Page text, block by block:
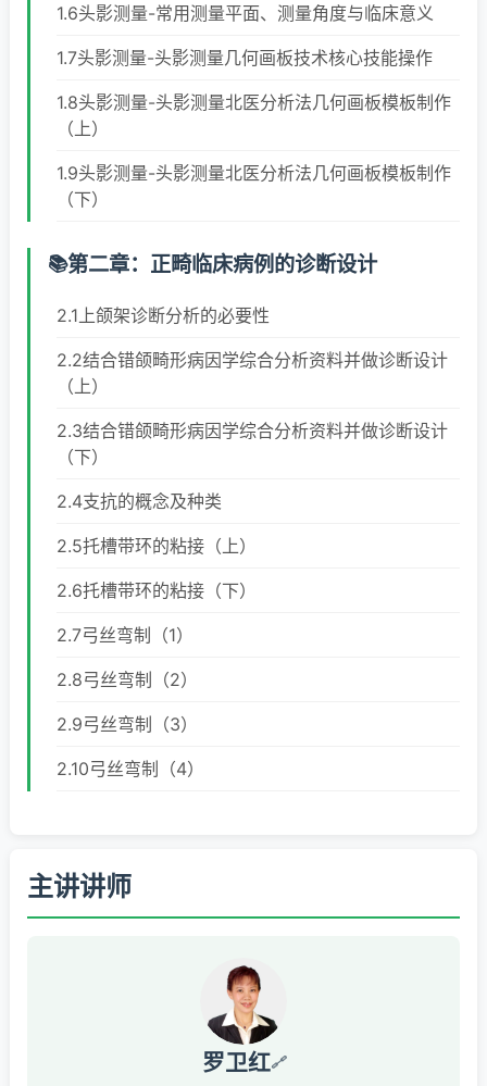
1.6头影测量-常用测量平面、测量角度与临床意义
1.7头影测量-头影测量几何画板技术核心技能操作
1.8头影测量-头影测量北医分析法几何画板模板制作
（上）
1.9头影测量-头影测量北医分析法几何画板模板制作
（下）
第二章：正畸临床病例的诊断设计
2.1上颌架诊断分析的必要性
2.2结合错颌畸形病因学综合分析资料并做诊断设计
（上）
2.3结合错颌畸形病因学综合分析资料并做诊断设计
（下）
2.4支抗的概念及种类
2.5托槽带环的粘接（上）
2.6托槽带环的粘接（下）
2.7弓丝弯制（1）
2.8弓丝弯制（2）
2.9弓丝弯制（3）
2.10弓丝弯制（4）
主讲讲师
罗卫红🔗